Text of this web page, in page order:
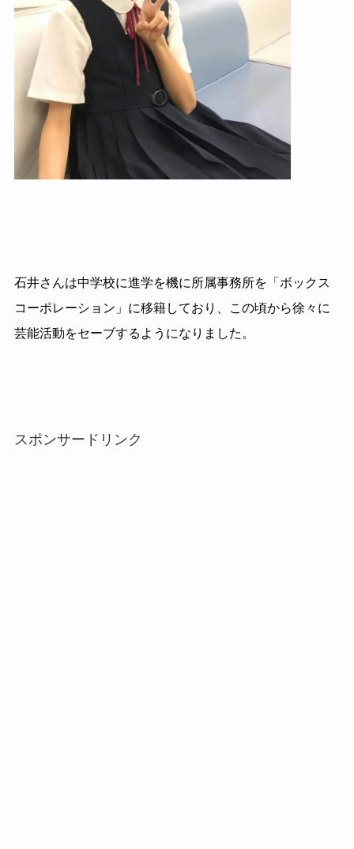
石井さんは中学校に進学を機に所属事務所を「ボックス
コーポレーション」に移籍しており、この頃から徐々に
芸能活動をセーブするようになりました。
スポンサードリンク